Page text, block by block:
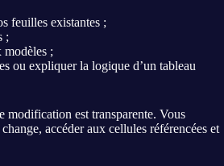
feuilles existantes ;
;
modèles ;
ou expliquer la logique d’un tableau
modification est transparente. Vous
accéder aux cellules référencées et